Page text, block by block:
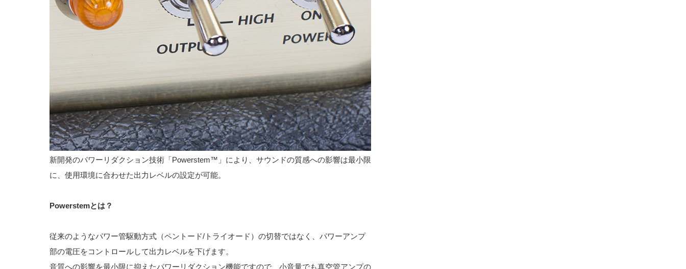
新開発のパワーリダクション技術「Powerstem™」により、サウンドの質感への影響は最小限
に、使用環境に合わせた出力レベルの設定が可能。
Powerstemとは？
従来のようなパワー管駆動方式（ペントード/トライオード）の切替ではなく、パワーアンプ
部の電圧をコントロールして出力レベルを下げます。
音質への影響を最小限に抑えたパワーリダクション機能ですので、小音量でも真空管アンプの